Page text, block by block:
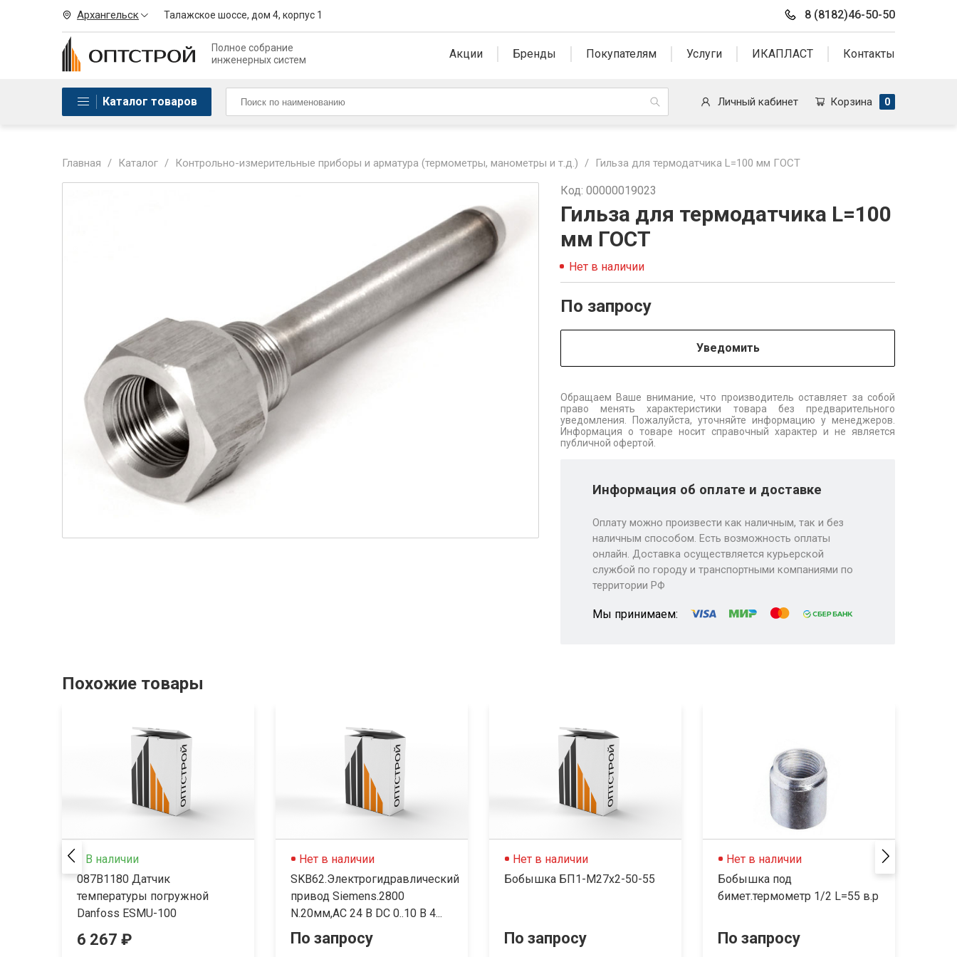
Архангельск Талажское шоссе, дом 4, корпус 1 8 (8182)46-50-50
Полное собрание
инженерных систем
Акции Бренды Покупателям Услуги ИКАПЛАСТ Контакты
Каталог товаров Личный кабинет Корзина 0
Главная / Каталог / Контрольно-измерительные приборы и арматура (термометры, манометры и т.д.) / Гильза для термодатчика L=100 мм ГОСТ
Код: 00000019023
Гильза для термодатчика L=100
мм ГОСТ
Нет в наличии
По запросу
Уведомить
Обращаем Ваше внимание, что производитель оставляет за собой
право менять характеристики товара без предварительного
уведомления. Пожалуйста, уточняйте информацию у менеджеров.
Информация о товаре носит справочный характер и не является
публичной офертой.
Информация об оплате и доставке
Оплату можно произвести как наличным, так и без
наличным способом. Есть возможность оплаты
онлайн. Доставка осуществляется курьерской
службой по городу и транспортными компаниями по
территории РФ
Мы принимаем:
Похожие товары
В наличии
087B1180 Датчик
температуры погружной
Danfoss ESMU-100
6 267 ₽
Нет в наличии
SKB62.Электрогидравлический
привод Siemens.2800
N.20мм,AC 24 В DC 0..10 В 4...
По запросу
Нет в наличии
Бобышка БП1-М27х2-50-55
По запросу
Нет в наличии
Бобышка под
бимет.термометр 1/2 L=55 в.р
По запросу